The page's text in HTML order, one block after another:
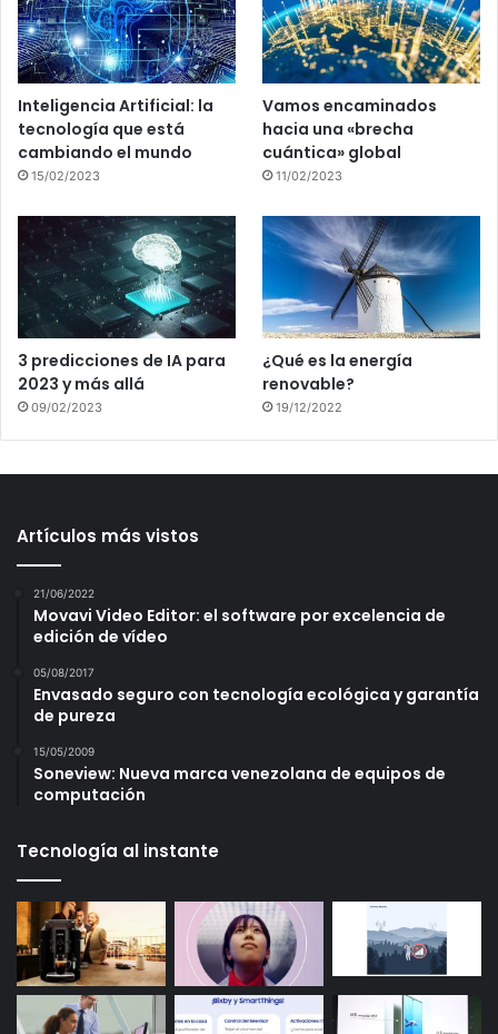
Inteligencia Artificial: la
tecnología que está
cambiando el mundo
15/02/2023
Vamos encaminados
hacia una «brecha
cuántica» global
11/02/2023
3 predicciones de IA para
2023 y más allá
09/02/2023
¿Qué es la energía
renovable?
19/12/2022
Artículos más vistos
21/06/2022
Movavi Video Editor: el software por excelencia de
edición de vídeo
05/08/2017
Envasado seguro con tecnología ecológica y garantía
de pureza
15/05/2009
Soneview: Nueva marca venezolana de equipos de
computación
Tecnología al instante